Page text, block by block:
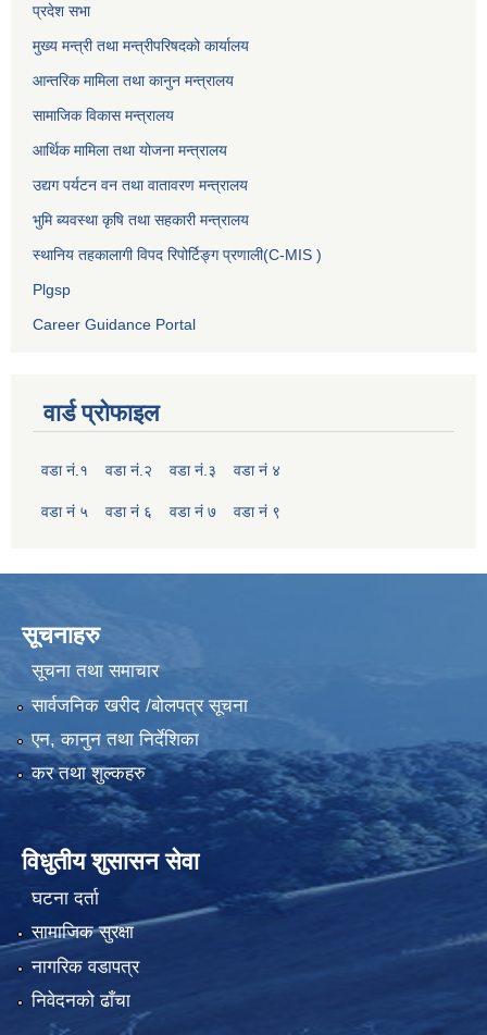
प्रदेश सभा
मुख्य मन्त्री तथा मन्त्रीपरिषदको कार्यालय
आन्तरिक मामिला तथा कानुन मन्त्रालय
सामाजिक विकास मन्त्रालय
आर्थिक मामिला तथा योजना मन्त्रालय
उद्यग पर्यटन वन तथा वातावरण मन्त्रालय
भुमि ब्यवस्था कृषि तथा सहकारी मन्त्रालय
स्थानिय तहकालागी विपद रिपोर्टिङ्ग प्रणाली(C-MIS )
Plgsp
Career Guidance Portal
वार्ड प्रोफाइल
वडा नं.१ वडा नं.२ वडा नं.३ वडा नं ४
वडा नं ५ वडा नं ६ वडा नं ७ वडा नं ९
सूचनाहरु
सूचना तथा समाचार
सार्वजनिक खरीद /बोलपत्र सूचना
एन, कानुन तथा निर्देशिका
कर तथा शुल्कहरु
विधुतीय शुसासन सेवा
घटना दर्ता
सामाजिक सुरक्षा
नागरिक वडापत्र
निवेदनको ढाँचा